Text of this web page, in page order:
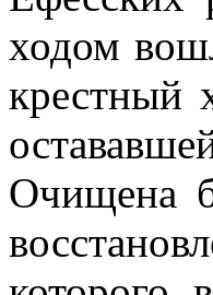
ходом
крестный
Очищена